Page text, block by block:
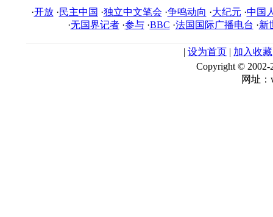
·开放·民主中国 ·独立中文笔会 ·争鸣动向 ·大纪元 ·中国
·无国界记者·参与·BBC ·法国国际广播电台 ·新
| 设为首页 | 加入收藏
Copyright ©
网址：